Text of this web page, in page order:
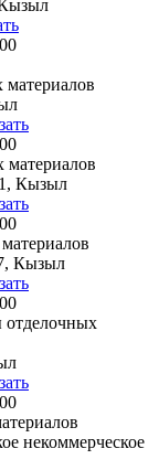
Кызыл
Кызыл
некоммерческое